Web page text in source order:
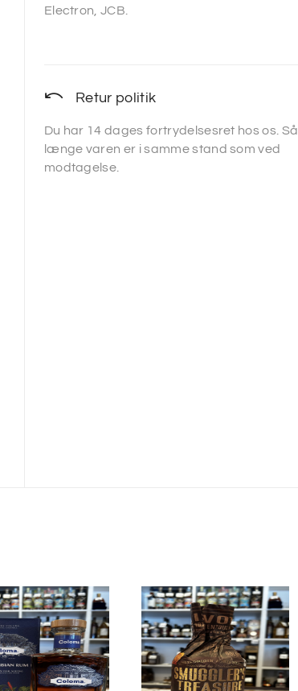
Electron, JCB.
Retur politik
Du har 14 dages fortrydelsesret hos os. Så
længe varen er i samme stand som ved
modtagelse.